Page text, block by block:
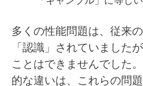
多くの性能問題は、従来
「認識」されていました
ことはできませんでした。
的な違いは、これらの問